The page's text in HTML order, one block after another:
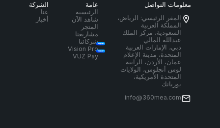
معلومات التواصل
المقر الرئيسي: الرياض،
المملكة العربية
السعودية، مركز الملك
عبدالله المالي
دبي، الإمارات العربية
المتحدة، مدينة الإعلام
عمان، الأردن، الرابية
لوس أنجلوس، الولايات
المتحدة الأمريكية،
بوربانك
info@360mea.com
عامة
الرئيسية
شاهد الآن
المتجر
مشاريعنا
شركائنا
Vision Pro
VUZ Pay
الشركة
عنا
أخبار